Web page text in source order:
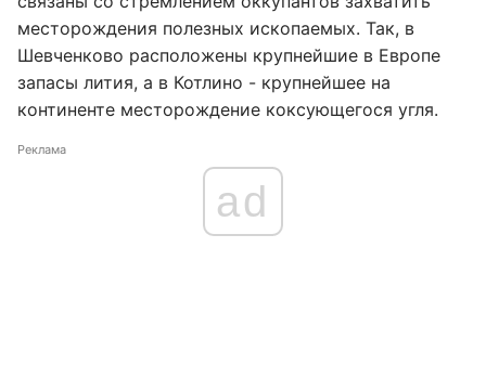
месторождения полезных ископаемых. Так, в
Шевченково расположены крупнейшие в Европе
запасы лития, а в Котлино - крупнейшее на
континенте месторождение коксующегося угля.
Реклама
ad